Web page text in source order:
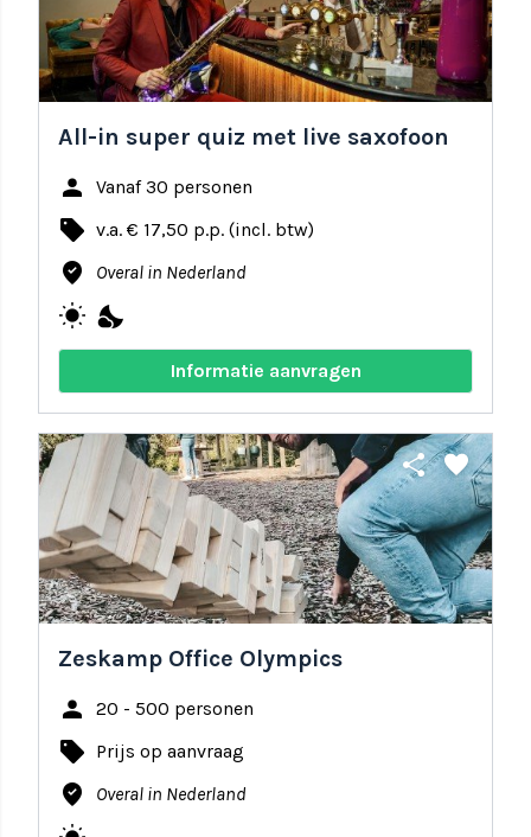
All-in super quiz met live saxofoon
person Vanaf 30 personen
local_offer v.a. € 17,50 p.p. (incl. btw)
where_to_vote Overal in Nederland
wb_sunny nights_stay
Informatie aanvragen
share favorite
Zeskamp Office Olympics
person 20 - 500 personen
local_offer Prijs op aanvraag
where_to_vote Overal in Nederland